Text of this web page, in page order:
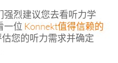
强烈建议您去看听力学
一位 Konnekt值得信赖的
您的听力需求并确定